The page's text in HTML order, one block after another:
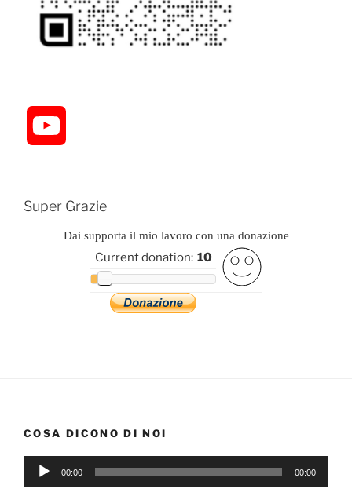
u
T
h
a
Super Grazie
Dai supporta il mio lavoro con una donazione
Current donation: 10
COSA DICONO DI NOI
Audio
00:00 00:00